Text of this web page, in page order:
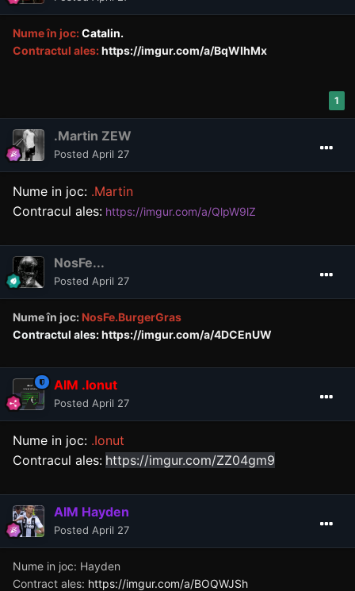
Nume în joc:Catalin.
Contractul ales:https://imgur.com/a/BqWIhMx
1
.Martin ZEW
Posted April 27
Nume in joc: .Martin
Contracul ales: https://imgur.com/a/QlpW9lZ
NosFe...
Posted April 27
Nume în joc: NosFe.BurgerGras
Contractul ales:https://imgur.com/a/4DCEnUW
AIM .Ionut
Posted April 27
Nume in joc: .Ionut
Contracul ales: https://imgur.com/ZZ04gm9
AIM Hayden
Posted April 27
Nume in joc: Hayden
Contract ales: https://imgur.com/a/BOQWJSh